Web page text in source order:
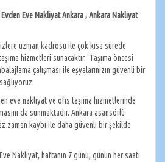
Eve Nakliyat Ankara , Ankara Nakliyat
uzman kadrosu ile çok kısa sürede
hizmetleri sunacaktır. Taşıma öncesi
çalışması ile eşyalarınızın güvenli bir
eve nakliyat ve ofis taşıma hizmetlerinde
da sunmaktadır. Ankara asansörlü
zaman kaybı ile daha güvenli bir şekilde
Nakliyat, haftanın 7 günü, günün her saati